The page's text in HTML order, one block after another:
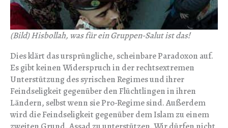
(Bild) Hisbollah, was für ein Gruppen-Salut ist das!
Dies klärt das ursprüngliche, scheinbare Paradoxon auf.
Es gibt keinen Widerspruch in der rechtsextremen
Unterstützung des syrischen Regimes und ihrer
Feindseligkeit gegenüber den Flüchtlingen in ihren
Ländern, selbst wenn sie Pro-Regime sind. Außerdem
wird die Feindseligkeit gegenüber dem Islam zu einem